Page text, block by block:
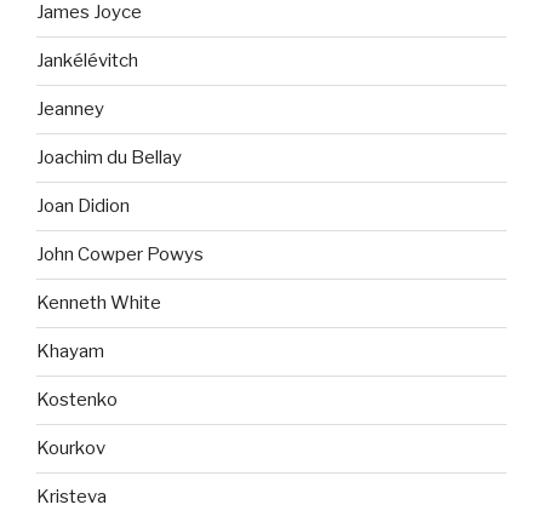
James Joyce
Jankélévitch
Jeanney
Joachim du Bellay
Joan Didion
John Cowper Powys
Kenneth White
Khayam
Kostenko
Kourkov
Kristeva